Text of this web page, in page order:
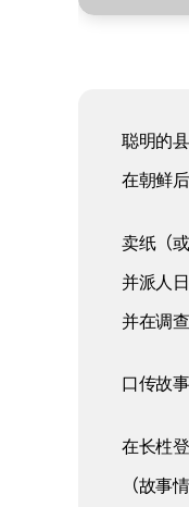
聪明的
在朝鲜
卖纸（
并派人
并在调
口传故
在长栍
（故事